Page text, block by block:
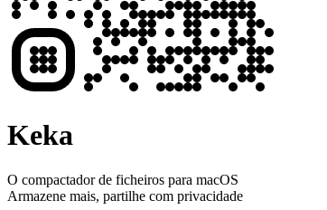
Keka
O compactador de ficheiros para macOS
Armazene mais, partilhe com privacidade